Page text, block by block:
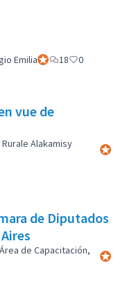
EmiliaParticipant officiel
18 0
vue de
Alakamisy
de Diputados
de Capacitación,